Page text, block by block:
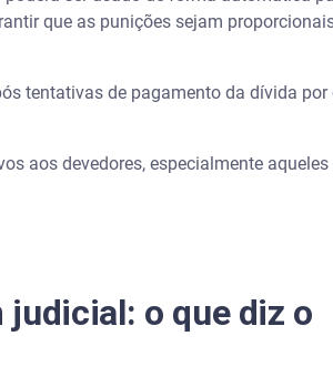
que as punições sejam
tentativas de pagamento da dívida por
aos devedores, especialmente aqueles
judicial: o que diz o